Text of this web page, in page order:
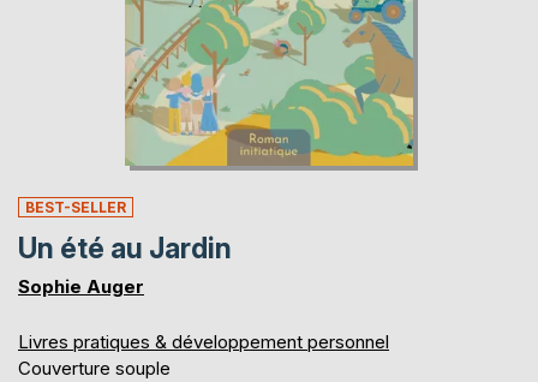
BEST-SELLER
Un été au Jardin
Sophie Auger
Livres pratiques & développement personnel
Couverture souple